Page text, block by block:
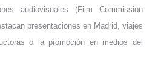
audiovisuales (Film Commission
presentaciones en Madrid, viajes
o la promoción en medios del